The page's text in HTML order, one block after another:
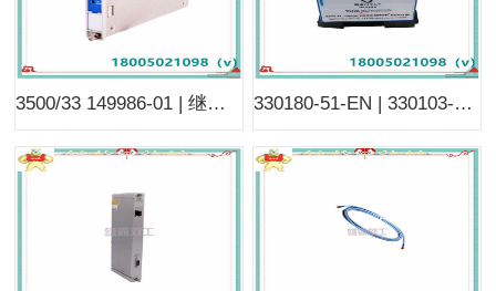
3500/33 149986-01 | 继电器模块 | 半控制模块 | 16 个继电器输出 330180-51-EN | 330103-02-04-10-02-EN | 通信模块